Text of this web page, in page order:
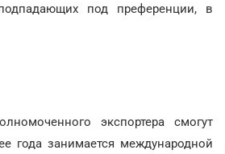
под преференции, в
экспортера смогут
года занимается международной